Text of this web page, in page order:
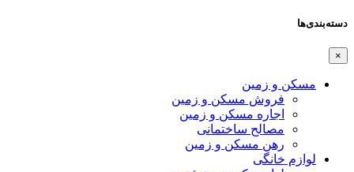
دسته‌بندی‌ها
×
مسکن و زمین
فروش مسکن و زمین
اجاره مسکن و زمین
مصالح ساختمانی
رهن مسکن و زمین
لوازم خانگی